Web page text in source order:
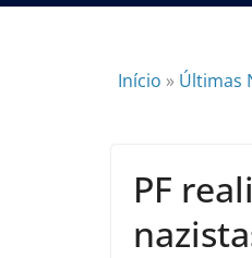
Início » Últimas
PF